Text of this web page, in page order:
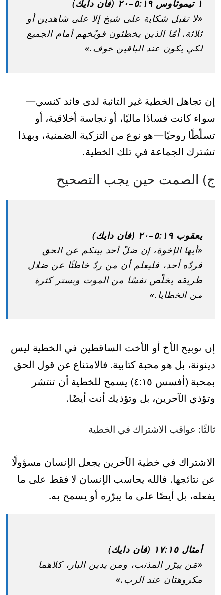
١ تيموثاوس ٥:١٩–٢٠ (فان دايك)
«لا تقبل شكاية على شيخ إلا على شاهدين أو
ثلاثة. أمّا الذين يخطئون فوبّخهم أمام الجميع
لكي يكون عند الباقين خوف.»
إن تجاهل الخطية غير التائبة لدى قائد كنسي—
سواء كانت فسادًا ماليًا، أو نجاسة أخلاقية، أو
تسلّطًا روحيًا—هو نوع من التزكية الضمنية، وبهذا
تشترك الجماعة في تلك الخطية.
ج) الصمت حين يجب التصحيح
يعقوب ٥:١٩–٢٠ (فان دايك)
«أيها الإخوة، إن ضلّ أحد بينكم عن الحق
فردّه أحد، فليعلم أن من ردّ خاطئًا عن ضلال
طريقه يخلّص نفسًا من الموت ويستر كثرة
من الخطايا.»
إن توبيخ الأخ أو الأخت الساقطين في الخطية ليس
دينونة، بل هو محبة كتابية. فالامتناع عن قول الحق
بمحبة (أفسس ٤:١٥) يسمح للخطية أن تنتشر
وتؤذي الآخرين، بل وتؤذيك أنت أيضًا.
ثالثًا: عواقب الاشتراك في الخطية
الاشتراك في خطية الآخرين يجعل الإنسان مسؤولًا
عن نتائجها. فالله يحاسب الإنسان لا فقط على ما
يفعله، بل أيضًا على ما يبرّره أو يسمح به.
أمثال ١٧:١٥ (فان دايك)
«مَن يبرّر المذنب، ومن يدين البار، كلاهما
مكروهتان عند الرب.»